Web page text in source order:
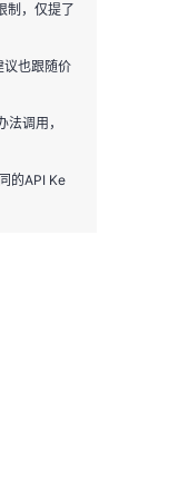
制，仅提了
议也跟随价
调用，
的API Ke